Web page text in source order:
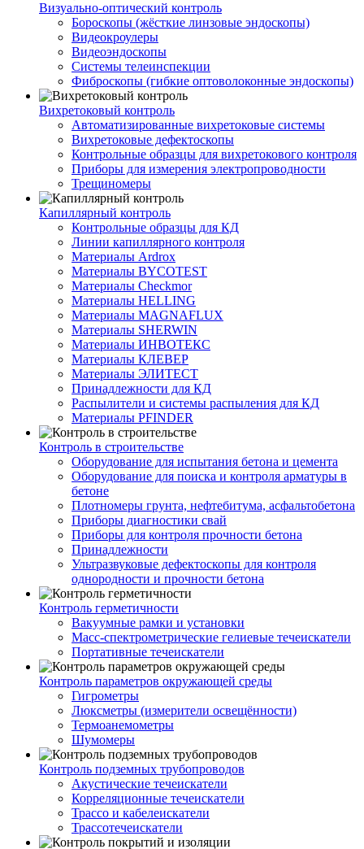
Визуально-оптический контроль
Бороскопы (жёсткие линзовые эндоскопы)
Видеокроулеры
Видеоэндоскопы
Системы телеинспекции
Фиброскопы (гибкие оптоволоконные эндоскопы)
Вихретоковый контроль
Автоматизированные вихретоковые системы
Вихретоковые дефектоскопы
Контрольные образцы для вихретокового контроля
Приборы для измерения электропроводности
Трещиномеры
Капиллярный контроль
Контрольные образцы для КД
Линии капиллярного контроля
Материалы Ardrox
Материалы BYCOTEST
Материалы Checkmor
Материалы HELLING
Материалы MAGNAFLUX
Материалы SHERWIN
Материалы ИНВОТЕКС
Материалы КЛЕВЕР
Материалы ЭЛИТЕСТ
Принадлежности для КД
Распылители и системы распыления для КД
Материалы PFINDER
Контроль в строительстве
Оборудование для испытания бетона и цемента
Оборудование для поиска и контроля арматуры в
бетоне
Плотномеры грунта, нефтебитума, асфальтобетона
Приборы диагностики свай
Приборы для контроля прочности бетона
Принадлежности
Ультразвуковые дефектоскопы для контроля
однородности и прочности бетона
Контроль герметичности
Вакуумные рамки и установки
Масс-спектрометрические гелиевые течеискатели
Портативные течеискатели
Контроль параметров окружающей среды
Гигрометры
Люксметры (измерители освещённости)
Термоанемометры
Шумомеры
Контроль подземных трубопроводов
Акустические течеискатели
Корреляционные течеискатели
Трассо и кабелеискатели
Трассотечеискатели